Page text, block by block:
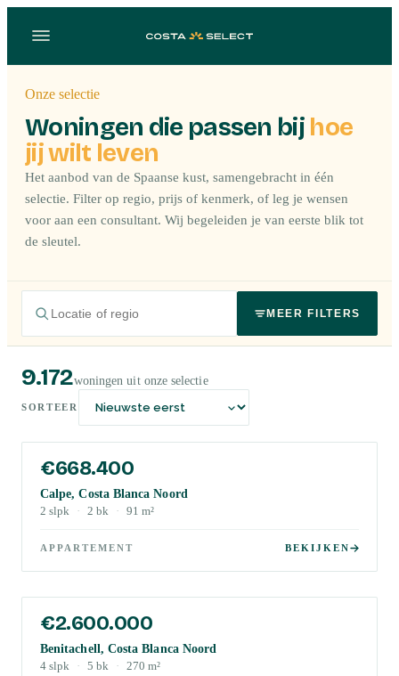
Onze selectie
Woningen die passen bij hoe
jij wilt leven
Het aanbod van de Spaanse kust, samengebracht in één
selectie. Filter op regio, prijs of kenmerk, of leg je wensen
voor aan een consultant. Wij begeleiden je van eerste blik tot
de sleutel.
MEER FILTERS
9.172woningen uit onze selectie
SORTEER
€668.400
Calpe, Costa Blanca Noord
2 slpk · 2 bk · 91 m²
APPARTEMENT BEKIJKEN
€2.600.000
Benitachell, Costa Blanca Noord
4 slpk · 5 bk · 270 m²